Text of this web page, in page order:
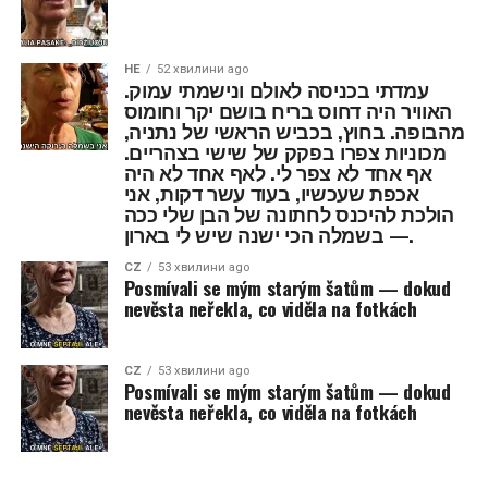
HE 52 хвилини ago
עמדתי בכניסה לאולם ונישמתי עמוק.
האוויר היה דחוס בריח בושם יקר וחומוס
מהבופה. בחוץ, בכביש הראשי של נתניה,
מכוניות צפרו בפקק של שישי בצהריים.
אף אחד לא צפר לי. לאף אחד לא היה
אכפת שעכשיו, בעוד עשר דקות, אני
הולכת להיכנס לחתונה של הבן שלי ככה
— בשמלה הכי ישנה שיש לי בארון.
CZ 53 хвилини ago
Posmívali se mým starým šatům — dokud
nevěsta neřekla, co viděla na fotkách
CZ 53 хвилини ago
Posmívali se mým starým šatům — dokud
nevěsta neřekla, co viděla na fotkách